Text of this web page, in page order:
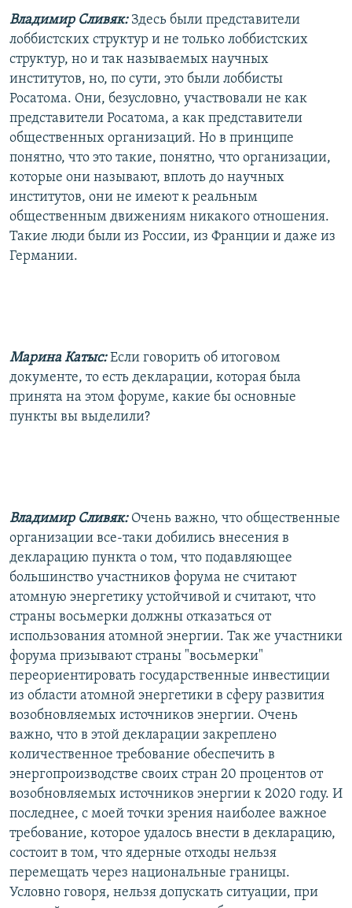
Владимир Сливяк: Здесь были представители
лоббистских структур и не только лоббистских
структур, но и так называемых научных
институтов, но, по сути, это были лоббисты
Росатома. Они, безусловно, участвовали не как
представители Росатома, а как представители
общественных организаций. Но в принципе
понятно, что это такие, понятно, что организации,
которые они называют, вплоть до научных
институтов, они не имеют к реальным
общественным движениям никакого отношения.
Такие люди были из России, из Франции и даже из
Германии.
Марина Катыс: Если говорить об итоговом
документе, то есть декларации, которая была
принята на этом форуме, какие бы основные
пункты вы выделили?
Владимир Сливяк: Очень важно, что общественные
организации все-таки добились внесения в
декларацию пункта о том, что подавляющее
большинство участников форума не считают
атомную энергетику устойчивой и считают, что
страны восьмерки должны отказаться от
использования атомной энергии. Так же участники
форума призывают страны "восьмерки"
переориентировать государственные инвестиции
из области атомной энергетики в сферу развития
возобновляемых источников энергии. Очень
важно, что в этой декларации закреплено
количественное требование обеспечить в
энергопроизводстве своих стран 20 процентов от
возобновляемых источников энергии к 2020 году. И
последнее, с моей точки зрения наиболее важное
требование, которое удалось внести в декларацию,
состоит в том, что ядерные отходы нельзя
перемещать через национальные границы.
Условно говоря, нельзя допускать ситуации, при